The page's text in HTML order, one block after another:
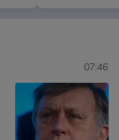
07:46